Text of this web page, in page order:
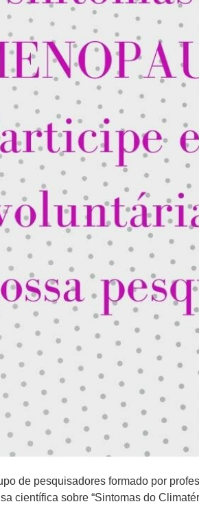
de pesquisadores formado por
científica sobre “Sintomas do